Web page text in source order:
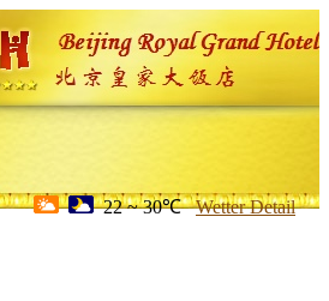
22 ~ 30℃ Wetter Detail